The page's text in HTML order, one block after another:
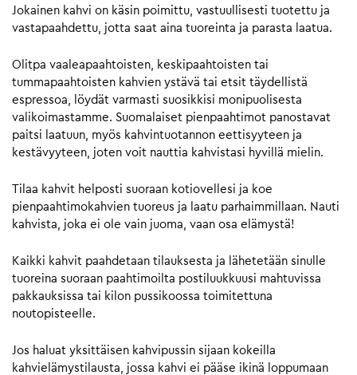
Jokainen kahvi on käsin poimittu, vastuullisesti tuotettu ja
vastapaahdettu, jotta saat aina tuoreinta ja parasta laatua.
Olitpa vaaleapaahtoisten, keskipaahtoisten tai
tummapaahtoisten kahvien ystävä tai etsit täydellistä
espressoa, löydät varmasti suosikkisi monipuolisesta
valikoimastamme. Suomalaiset pienpaahtimot panostavat
paitsi laatuun, myös kahvintuotannon eettisyyteen ja
kestävyyteen, joten voit nauttia kahvistasi hyvillä mielin.
Tilaa kahvit helposti suoraan kotiovellesi ja koe
pienpaahtimokahvien tuoreus ja laatu parhaimmillaan. Nauti
kahvista, joka ei ole vain juoma, vaan osa elämystä!
Kaikki kahvit paahdetaan tilauksesta ja lähetetään sinulle
tuoreina suoraan paahtimoilta postiluukkuusi mahtuvissa
pakkauksissa tai kilon pussikoossa toimitettuna
noutopisteelle.
Jos haluat yksittäisen kahvipussin sijaan kokeilla
kahvielämystilausta, jossa kahvi ei pääse ikinä loppumaan